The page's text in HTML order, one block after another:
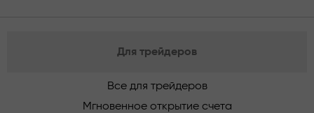
Для трейдеров
Все для трейдеров
Мгновенное открытие счета